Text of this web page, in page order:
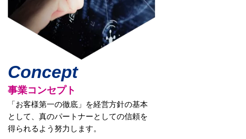
Concept
事業コンセプト
「お客様第一の徹底」を経営方針の基本
として、真のパートナーとしての信頼を
得られるよう努力します。